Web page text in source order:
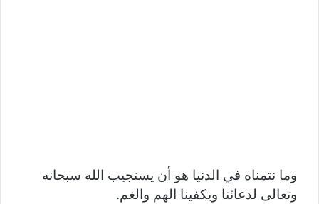
وما نتمناه في الدنيا هو أن يستجيب الله سبحانه
وتعالى لدعائنا ويكفينا الهم والغم.